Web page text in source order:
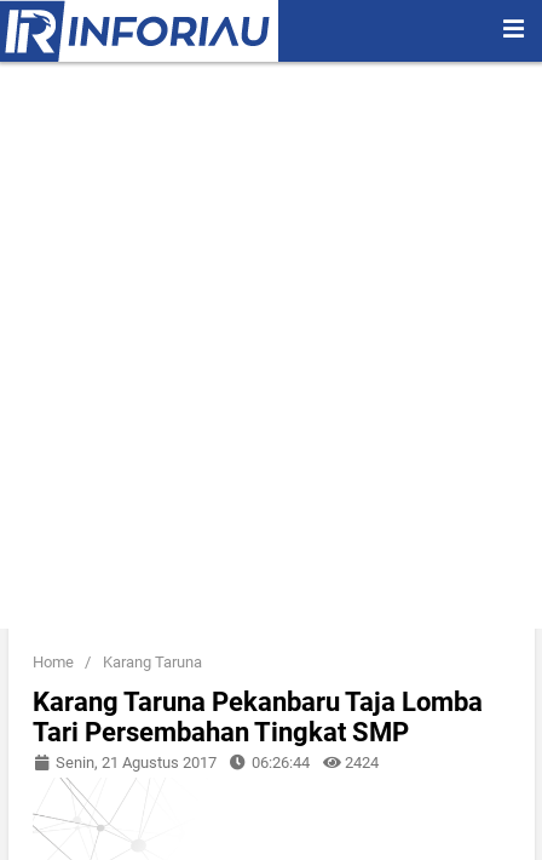
Home / Karang Taruna
Karang Taruna Pekanbaru Taja Lomba
Tari Persembahan Tingkat SMP
Senin, 21 Agustus 2017 06:26:44 2424